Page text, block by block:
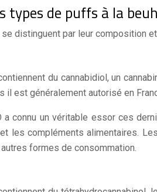
types de puffs à la beuh
distinguent par leur composition
du cannabidiol, un
il est généralement autorisé en
a connu un véritable essor ces
les compléments alimentaires.
formes de consommation.